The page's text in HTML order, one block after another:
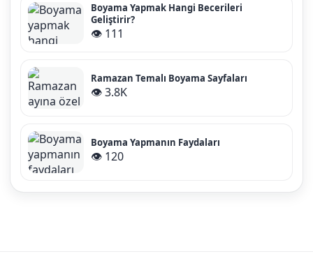
Boyama Yapmak Hangi Becerileri
Geliştirir?
👁️ 111
Ramazan Temalı Boyama Sayfaları
👁️ 3.8K
Boyama Yapmanın Faydaları
👁️ 120